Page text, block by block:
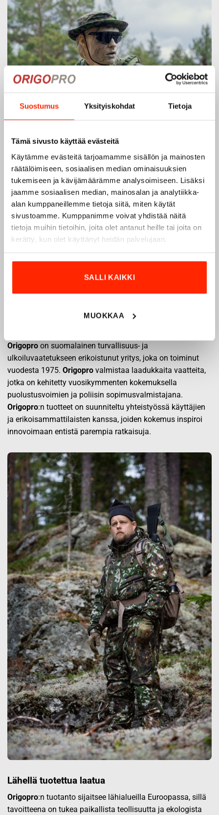
Suostumus Yksityiskohdat Tietoja
Tämä sivusto käyttää evästeitä
Käytämme evästeitä tarjoamamme sisällön ja mainosten
räätälöimiseen, sosiaalisen median ominaisuuksien
tukemiseen ja kävijämäärämme analysoimiseen. Lisäksi
jaamme sosiaalisen median, mainosalan ja analytiikka-
alan kumppaneillemme tietoja siitä, miten käytät
sivustoamme. Kumppanimme voivat yhdistää näitä
tietoja muihin tietoihin, joita olet antanut heille tai joita on
kerätty, kun olet käyttänyt heidän palvelujaan.
SALLI KAIKKI
MUOKKAA
Origopro – Suomalainen laatumerkki vuodesta
Origopro on suomalainen turvallisuus- ja
ulkoiluvaatetukseen erikoistunut yritys, joka on toiminut
vuodesta 1975. Origopro valmistaa laadukkaita vaatteita,
jotka on kehitetty vuosikymmenten kokemuksella
puolustusvoimien ja poliisin sopimusvalmistajana.
Origopro:n tuotteet on suunniteltu yhteistyössä käyttäjien
ja erikoisammattilaisten kanssa, joiden kokemus inspiroi
innovoimaan entistä parempia ratkaisuja.
Lähellä tuotettua laatua
Origopro:n tuotanto sijaitsee lähialueilla Euroopassa, sillä
tavoitteena on tukea paikallista teollisuutta ja ekologista